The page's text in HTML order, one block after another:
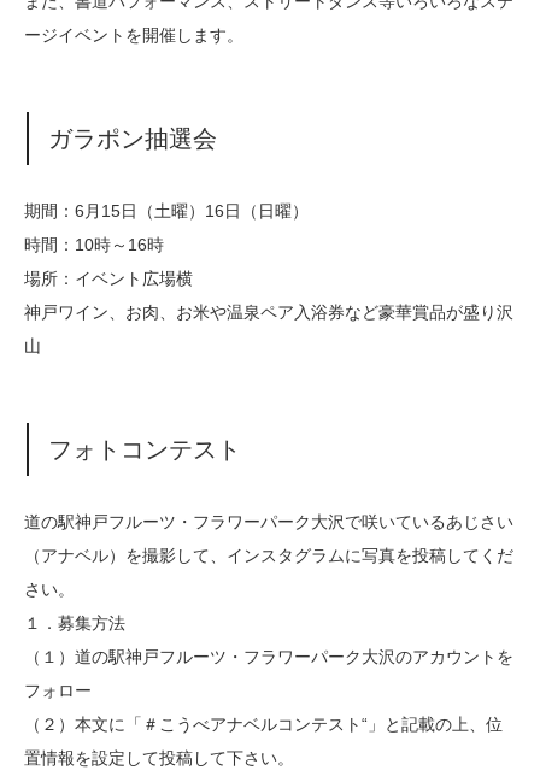
ージイベントを開催します。
ガラポン抽選会
期間：6月15日（土曜）16日（日曜）
時間：10時～16時
場所：イベント広場横
神戸ワイン、お肉、お米や温泉ペア入浴券など豪華賞品が盛り沢
山
フォトコンテスト
道の駅神戸フルーツ・フラワーパーク大沢で咲いているあじさい
（アナベル）を撮影して、インスタグラムに写真を投稿してくだ
さい。
１．募集方法
（１）道の駅神戸フルーツ・フラワーパーク大沢のアカウントを
フォロー
（２）本文に「＃こうべアナベルコンテスト“」と記載の上、位
置情報を設定して投稿して下さい。